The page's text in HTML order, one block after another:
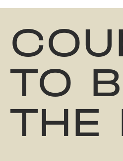
TO
THE